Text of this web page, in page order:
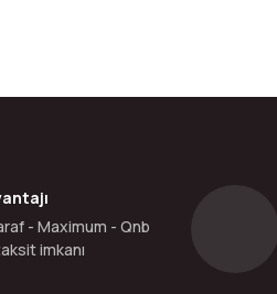
- Maximum - Qnb
imkanı